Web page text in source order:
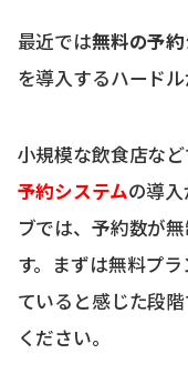
最近では無料の予
を導入するハードル
小規模な飲食店な
予約システムの導
ブでは、予約数が
す。まずは無料プ
ていると感じた段
ください。